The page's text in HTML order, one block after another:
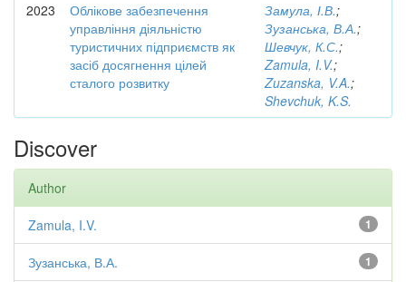
2023
Облікове забезпечення
управління діяльністю
туристичних підприємств як
засіб досягнення цілей
сталого розвитку
Замула, І.В.;
Зузанська, В.А.;
Шевчук, К.С.;
Zamula, I.V.;
Zuzanska, V.A.;
Shevchuk, K.S.
Discover
Author
1
Zamula, I.V.
1
Зузанська, В.А.